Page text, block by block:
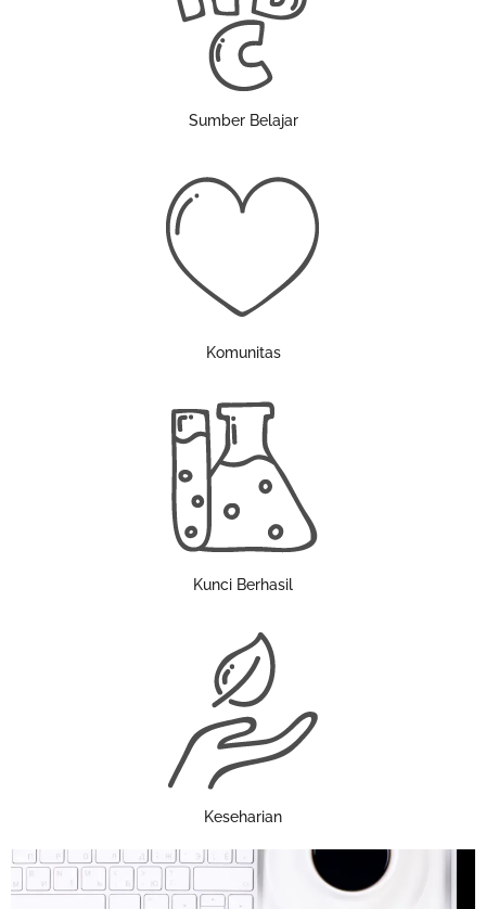
Sumber Belajar
Komunitas
Kunci Berhasil
Keseharian